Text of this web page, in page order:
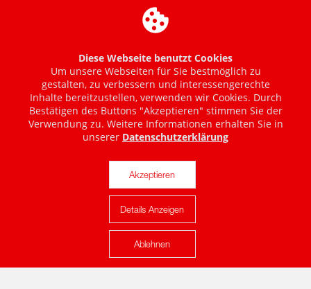
Karte anzeigen
Diese Webseite benutzt Cookies
Um unsere Webseiten für Sie bestmöglich zu
gestalten, zu verbessern und interessengerechte
Inhalte bereitzustellen, verwenden wir Cookies. Durch
Bestätigen des Buttons "Akzeptieren" stimmen Sie der
Verwendung zu. Weitere Informationen erhalten Sie in
unserer Datenschutzerklärung
Akzeptieren
Details Anzeigen
Ablehnen